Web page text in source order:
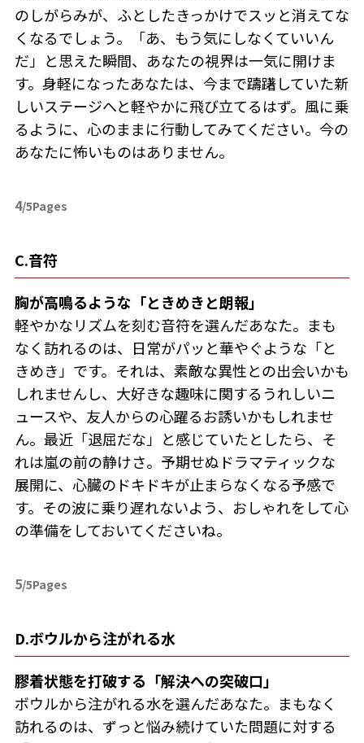
のしがらみが、ふとしたきっかけでスッと消えてな
くなるでしょう。「あ、もう気にしなくていいん
だ」と思えた瞬間、あなたの視界は一気に開けま
す。身軽になったあなたは、今まで躊躇していた新
しいステージへと軽やかに飛び立てるはず。風に乗
るように、心のままに行動してみてください。今の
あなたに怖いものはありません。
4/5Pages
C.音符
胸が高鳴るような「ときめきと朗報」
軽やかなリズムを刻む音符を選んだあなた。まも
なく訪れるのは、日常がパッと華やぐような「と
きめき」です。それは、素敵な異性との出会いかも
しれませんし、大好きな趣味に関するうれしいニ
ュースや、友人からの心躍るお誘いかもしれませ
ん。最近「退屈だな」と感じていたとしたら、そ
れは嵐の前の静けさ。予期せぬドラマティックな
展開に、心臓のドキドキが止まらなくなる予感で
す。その波に乗り遅れないよう、おしゃれをして心
の準備をしておいてくださいね。
5/5Pages
D.ボウルから注がれる水
膠着状態を打破する「解決への突破口」
ボウルから注がれる水を選んだあなた。まもなく
訪れるのは、ずっと悩み続けていた問題に対する